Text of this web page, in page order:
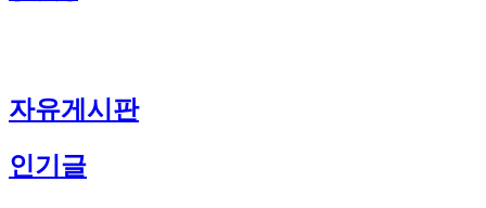
자유게시판
인기글